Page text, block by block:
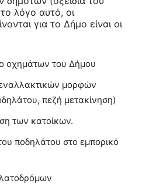
λόγο αυτό, οι
για το Δήμο είναι οι
οχημάτων του Δήμου
μορφών
πεζή μετακίνηση)
των κατοίκων.
ποδηλάτου στο εμπορικό